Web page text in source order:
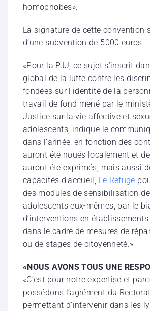
homophobes».
La signature de cette convention
d’une subvention de 5000 euros.
«Pour la PJJ, ce sujet s’inscrit
global de la lutte contre les
fondées sur l’identité de la
travail de fond mené par le
Justice sur la vie affective et
adolescents, indique le
dans l’année, en fonction des
auront été noués localement et
auront été exprimés, mais aussi
capacités d’accueil, Le Refuge
des modules de sensibilisation
adolescents eux-mêmes, par le
d’interventions en
dans le cadre de mesures de
ou de stages de citoyenneté.»
«NOUS AVONS TOUS UNE
«C’est pour notre expertise et
possédons l’agrément du
permettant d’intervenir dans les